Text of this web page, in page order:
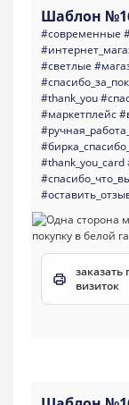
Шаблон
#современные
#светлые
#thank_you
#маркетплейс
#thank_you_card
заказать
визиток